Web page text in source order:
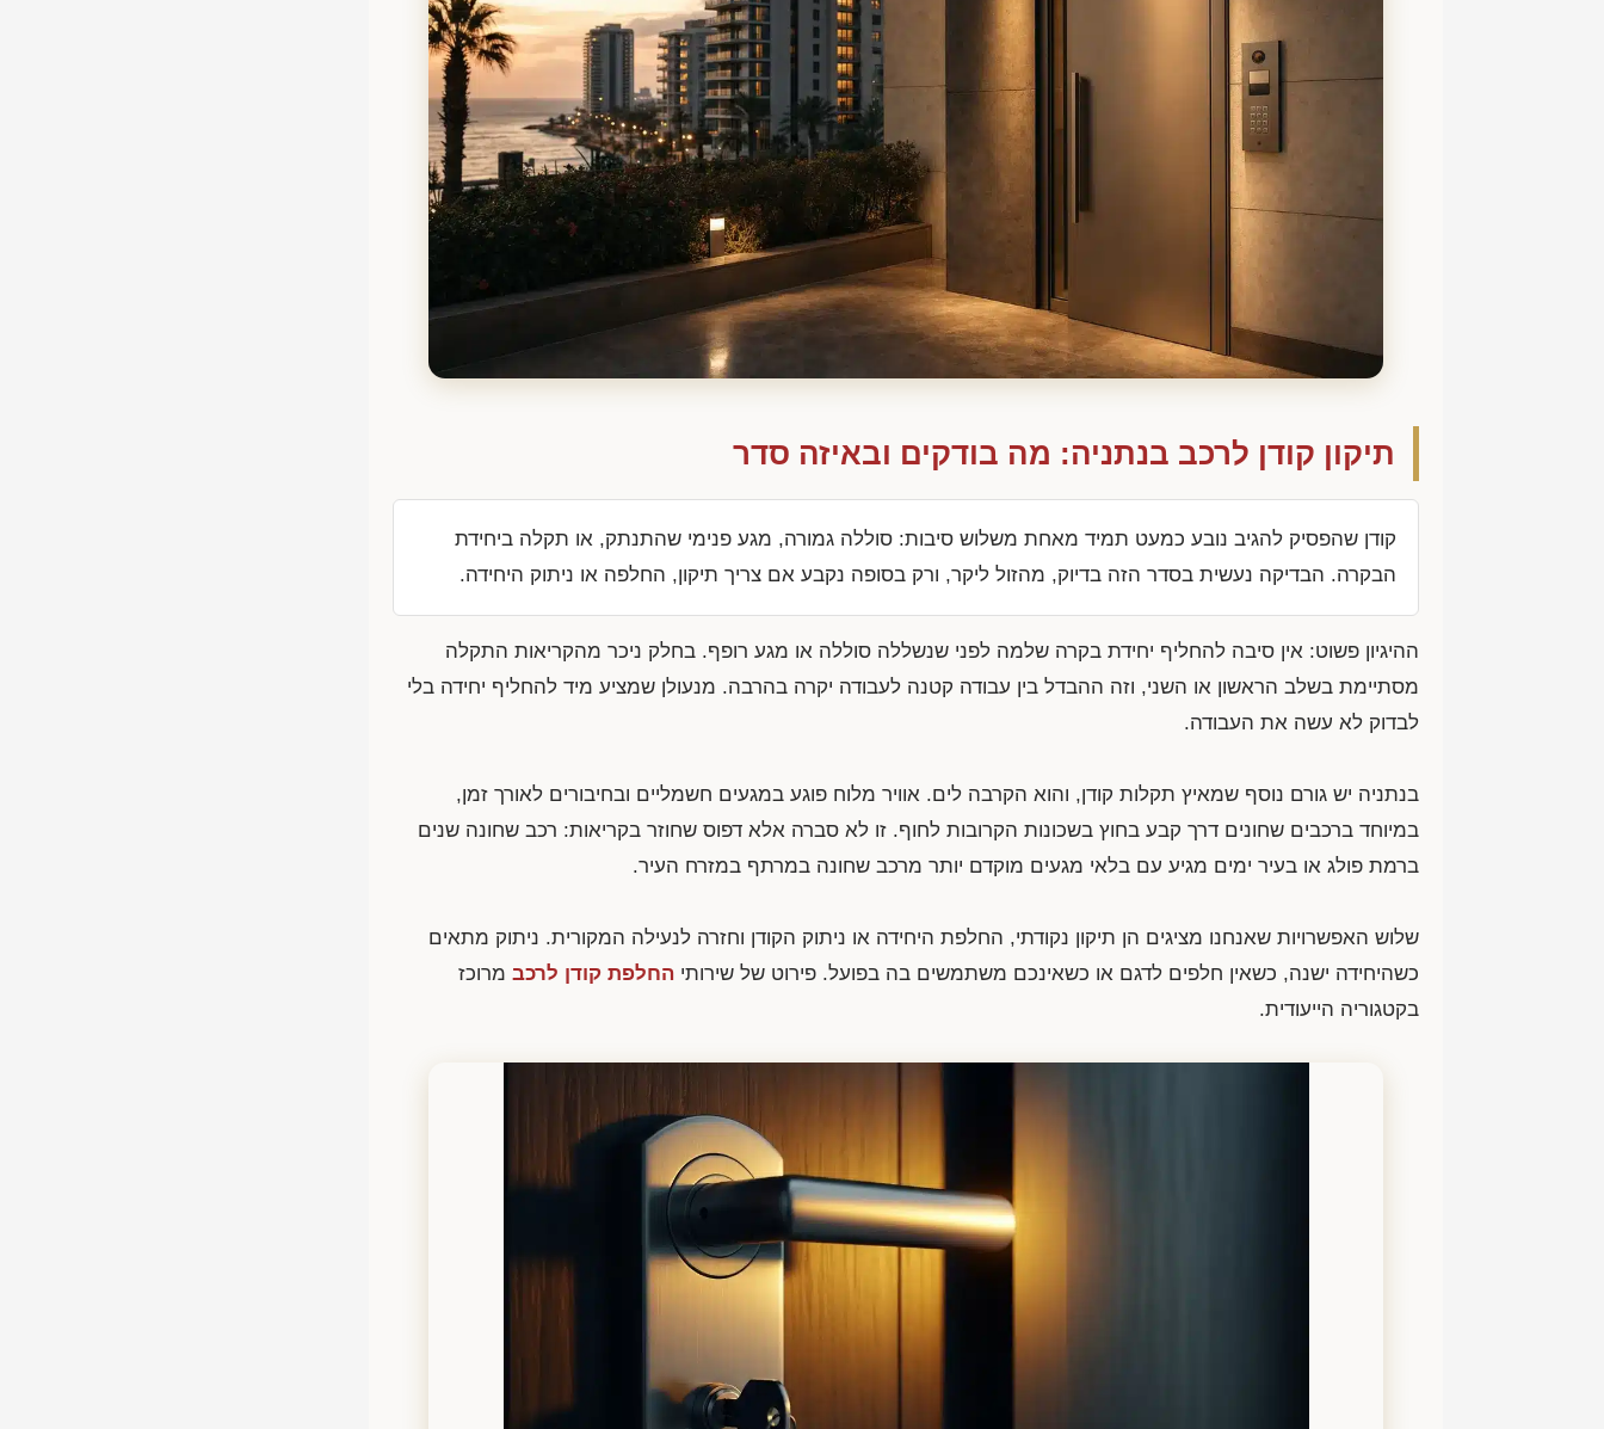
תיקון קודן לרכב בנתניה: מה בודקים ובאיזה סדר
קודן שהפסיק להגיב נובע כמעט תמיד מאחת משלוש סיבות: סוללה גמורה, מגע פנימי שהתנתק, או תקלה ביחידת
הבקרה. הבדיקה נעשית בסדר הזה בדיוק, מהזול ליקר, ורק בסופה נקבע אם צריך תיקון, החלפה או ניתוק היחידה.
ההיגיון פשוט: אין סיבה להחליף יחידת בקרה שלמה לפני שנשללה סוללה או מגע רופף. בחלק ניכר מהקריאות התקלה
מסתיימת בשלב הראשון או השני, וזה ההבדל בין עבודה קטנה לעבודה יקרה בהרבה. מנעולן שמציע מיד להחליף יחידה בלי
לבדוק לא עשה את העבודה.
בנתניה יש גורם נוסף שמאיץ תקלות קודן, והוא הקרבה לים. אוויר מלוח פוגע במגעים חשמליים ובחיבורים לאורך זמן,
במיוחד ברכבים שחונים דרך קבע בחוץ בשכונות הקרובות לחוף. זו לא סברה אלא דפוס שחוזר בקריאות: רכב שחונה שנים
ברמת פולג או בעיר ימים מגיע עם בלאי מגעים מוקדם יותר מרכב שחונה במרתף במזרח העיר.
שלוש האפשרויות שאנחנו מציגים הן תיקון נקודתי, החלפת היחידה או ניתוק הקודן וחזרה לנעילה המקורית. ניתוק מתאים
כשהיחידה ישנה, כשאין חלפים לדגם או כשאינכם משתמשים בה בפועל. פירוט של שירותי החלפת קודן לרכב מרוכז
בקטגוריה הייעודית.